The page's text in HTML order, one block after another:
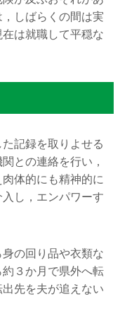
しばらくの間は実
は就職して平穏な
記録を取りよせる
との連絡を行い，
体的にも精神的に
し，エンパワーす
の回り品や衣類な
３か月で県外へ転
先を夫が追えない